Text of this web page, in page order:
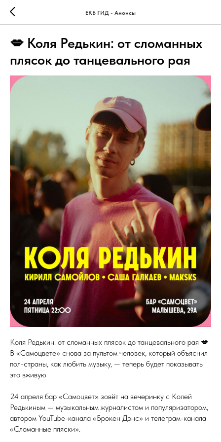
ЕКБ ГИД - Анонсы
💋 Коля Редькин: от сломанных
плясок до танцевального рая
Коля Редькин: от сломанных плясок до танцевального рая 💋
В «Самоцвете» снова за пультом человек, который объяснил
пол-страны, как любить музыку, — теперь будет показывать
это вживую
24 апреля бар «Самоцвет» зовёт на вечеринку с Колей
Редькиным — музыкальным журналистом и популяризатором,
автором YouTube-канала «Брокен Дэнс» и телеграм-канала
«Сломанные пляски».